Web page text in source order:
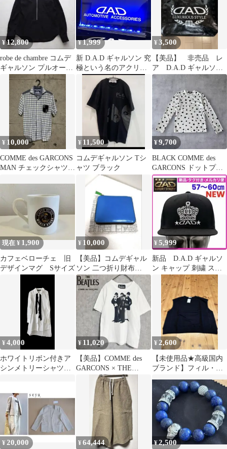
¥12,800
robe de chambre コムデ
ギャルソン プルオーバ
ーシャツ
¥1,999
新 D.A.D ギャルソン 究
極という名のアクリル
プレート 青く光るLED
¥3,500
【美品】 非売品 レ
ア D.A.D ギャルソン
トートバッグ
¥ 10,000
COMME des GARCONS
MAN チェックシャツ
¥ 11,500
コムデギャルソン Tシ
ャツ ブラック
¥9,700
BLACK COMME des
GARCONS ドットプリ
ント ロンT ホワイト
現在 ¥1,900
カフェベローチェ 旧
デザインマグ Sサイズ
¥ 10,000
【美品】コムデギャル
ソン 二つ折り財布
SUPER FLUO ネオンカ
ラー
¥5,999
新品 D.A.D ギャルソ
ン キャップ 刺繍 スト
リート 帽子 ブラッ
ク 60㎝
¥4,000
ホワイトリボン付きア
シンメトリーシャツ
¥ 11,020
【美品】COMME des
GARCONS × THE
BEATLES Tシャツ
¥ 2,600
【未使用品★高級国内
ブランド】フィル・
ベスト」
¥ 20,000 ¥64,444 ¥2,500